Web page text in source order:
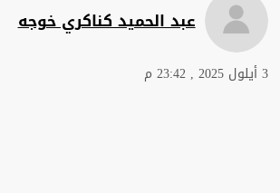
عبد الحميد كناكري خوجه
3 أيلول 2025 , 23:42 م